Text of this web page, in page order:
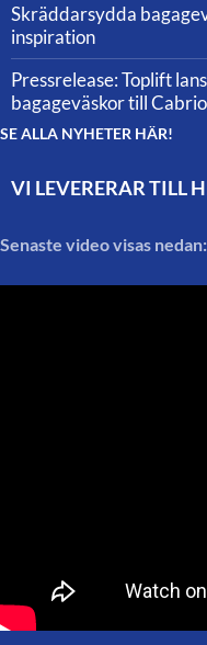
Skräddarsydda
inspiration
Pressrelease: Toplift
bagageväskor till
SE ALLA NYHETER HÄR!
VI LEVERERAR TILL
Senaste video visas nedan: